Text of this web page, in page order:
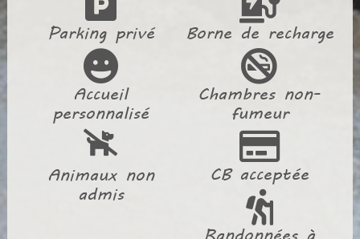
Parking privé Borne de recharge
Accueil
personnalisé
Chambres non-
fumeur
Animaux non
admis
CB acceptée